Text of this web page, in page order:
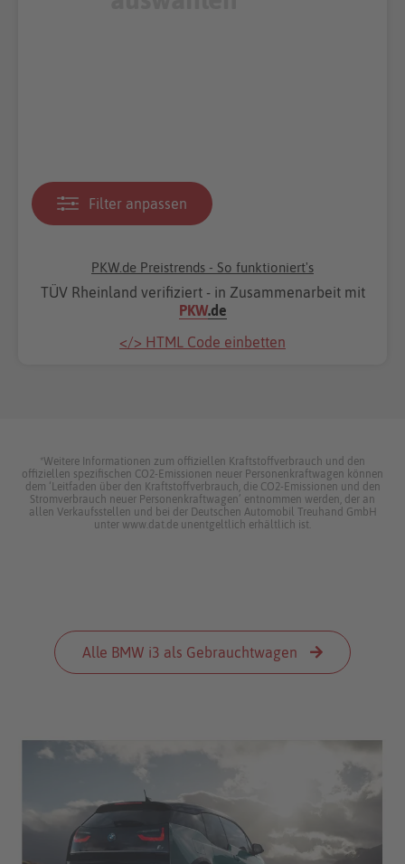
Filter anpassen
PKW.de Preistrends - So funktioniert's
TÜV Rheinland verifiziert - in Zusammenarbeit mit
PKW.de
</> HTML Code einbetten
*Weitere Informationen zum offiziellen Kraftstoffverbrauch und den
offiziellen spezifischen CO2-Emissionen neuer Personenkraftwagen können
dem ‘Leitfaden über den Kraftstoffverbrauch, die CO2-Emissionen und den
Stromverbrauch neuer Personenkraftwagen’ entnommen werden, der an
allen Verkaufsstellen und bei der Deutschen Automobil Treuhand GmbH
unter www.dat.de unentgeltlich erhältlich ist.
Alle BMW i3 als Gebrauchtwagen